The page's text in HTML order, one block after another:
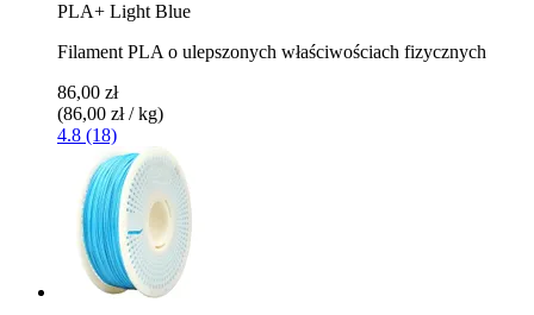
PLA+ Light Blue
Filament PLA o ulepszonych właściwościach fizycznych
86,00 zł
(86,00 zł / kg)
4.8 (18)